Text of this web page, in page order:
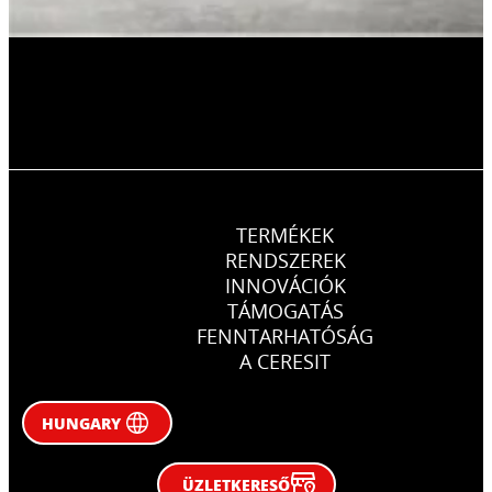
TERMÉKEK
RENDSZEREK
INNOVÁCIÓK
TÁMOGATÁS
FENNTARHATÓSÁG
A CERESIT
HUNGARY
ÜZLETKERESŐ